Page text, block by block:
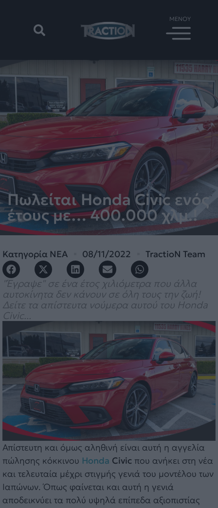
Πωλείται Honda Civic ενός
έτους με… 400.000 χλμ.!
Κατηγορία ΝΕΑ 08/11/2022 TractioN Team
"Έγραψε" σε ένα έτος χιλιόμετρα που άλλα
αυτοκίνητα δεν κάνουν σε όλη τους την ζωή!
Δείτε τα απίστευτα νούμερα αυτού του Honda
Civic...
Απίστευτη και όμως αληθινή είναι αυτή η αγγελία
πώλησης κόκκινου Honda Civic που ανήκει στη νέα
και τελευταία μέχρι στιγμής γενιά του μοντέλου των
Ιαπώνων. Όπως φαίνεται και αυτή η γενιά
αποδεικνύει τα πολύ υψηλά επίπεδα αξιοπιστίας